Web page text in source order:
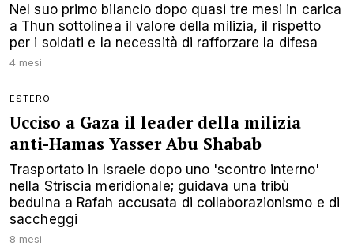
Nel suo primo bilancio dopo quasi tre mesi in carica
a Thun sottolinea il valore della milizia, il rispetto
per i soldati e la necessità di rafforzare la difesa
4 mesi
ESTERO
Ucciso a Gaza il leader della milizia
anti-Hamas Yasser Abu Shabab
Trasportato in Israele dopo uno 'scontro interno'
nella Striscia meridionale; guidava una tribù
beduina a Rafah accusata di collaborazionismo e di
saccheggi
8 mesi